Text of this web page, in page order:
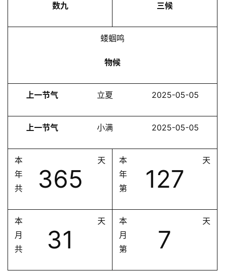
数九 三候
蝼蝈鸣
物候
上一节气 立夏 2025-05-05
上一节气 小满 2025-05-05
本
年
共
365
天
本
年
第
127
天
本
月
共
31
天
本
月
第
7
天